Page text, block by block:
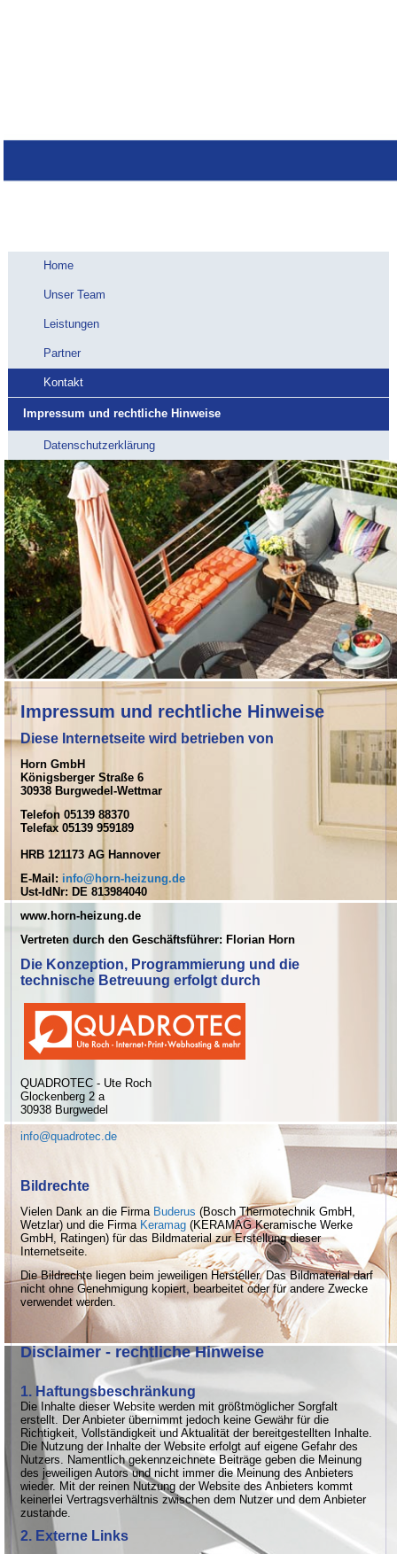
Home
Unser Team
Leistungen
Partner
Kontakt
Impressum und rechtliche Hinweise
Datenschutzerklärung
Impressum und rechtliche Hinweise
Diese Internetseite wird betrieben von
Horn GmbH
Königsberger Straße 6
30938 Burgwedel-Wettmar
Telefon 05139 88370
Telefax 05139 959189
HRB 121173 AG Hannover
E-Mail: info@horn-heizung.de
Ust-IdNr: DE 813984040
www.horn-heizung.de
Vertreten durch den Geschäftsführer: Florian Horn
Die Konzeption, Programmierung und die
technische Betreuung erfolgt durch
QUADROTEC - Ute Roch
Glockenberg 2 a
30938 Burgwedel
info@quadrotec.de
Bildrechte
Vielen Dank an die Firma Buderus (Bosch Thermotechnik GmbH,
Wetzlar) und die Firma Keramag (KERAMAG Keramische Werke
GmbH, Ratingen) für das Bildmaterial zur Erstellung dieser
Internetseite.
Die Bildrechte liegen beim jeweiligen Hersteller. Das Bildmaterial darf
nicht ohne Genehmigung kopiert, bearbeitet oder für andere Zwecke
verwendet werden.
Disclaimer - rechtliche Hinweise
1. Haftungsbeschränkung
Die Inhalte dieser Website werden mit größtmöglicher Sorgfalt
erstellt. Der Anbieter übernimmt jedoch keine Gewähr für die
Richtigkeit, Vollständigkeit und Aktualität der bereitgestellten Inhalte.
Die Nutzung der Inhalte der Website erfolgt auf eigene Gefahr des
Nutzers. Namentlich gekennzeichnete Beiträge geben die Meinung
des jeweiligen Autors und nicht immer die Meinung des Anbieters
wieder. Mit der reinen Nutzung der Website des Anbieters kommt
keinerlei Vertragsverhältnis zwischen dem Nutzer und dem Anbieter
zustande.
2. Externe Links